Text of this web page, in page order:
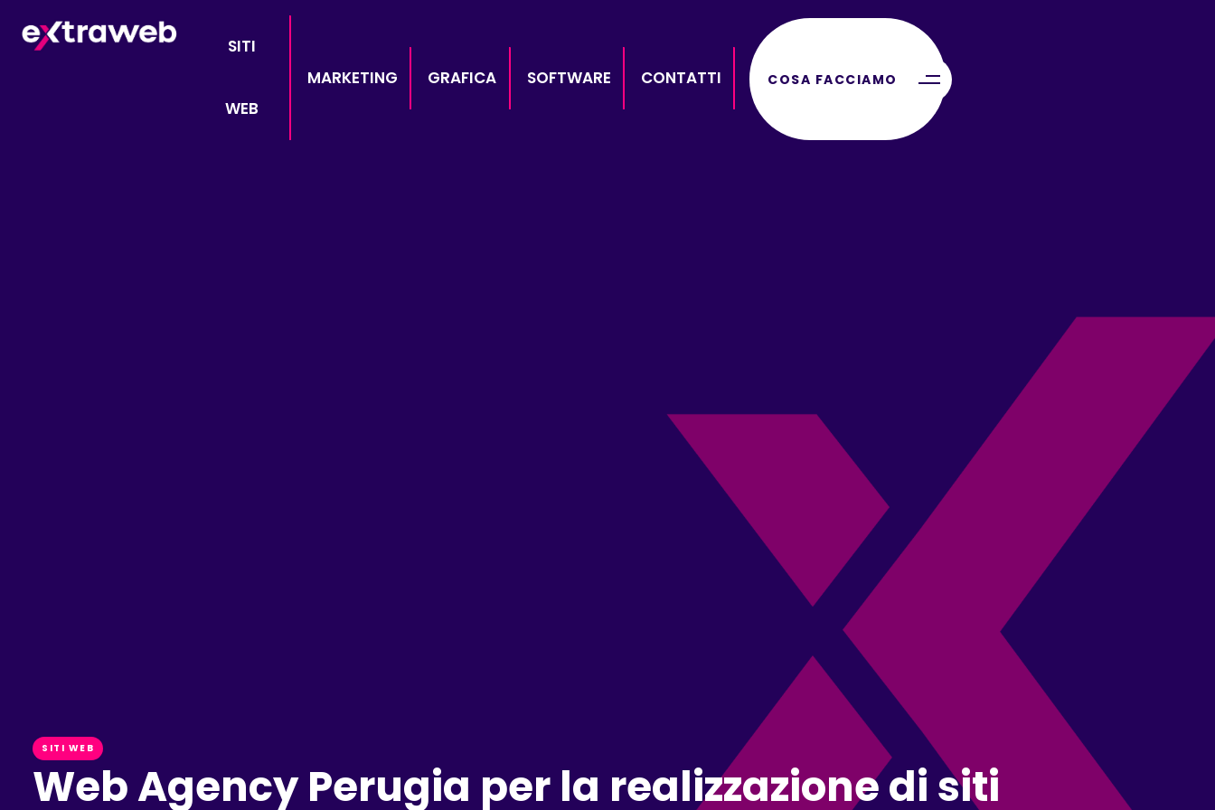
SITI
WEB
MARKETING GRAFICA SOFTWARE CONTATTI COSA FACCIAMO
SITI WEB
Web Agency Perugia per la realizzazione di siti